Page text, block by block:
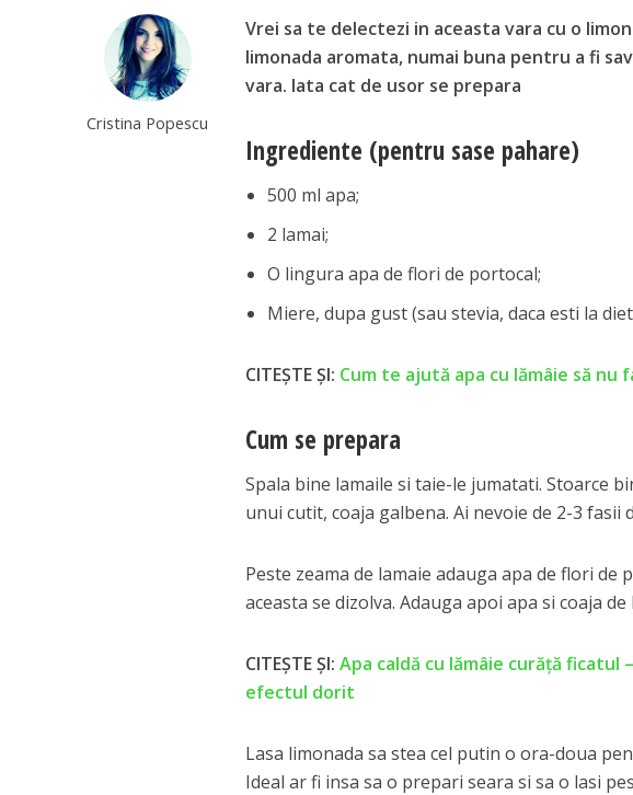
Cristina Popescu
Vrei sa te delectezi in aceasta vara cu o
limonada aromata, numai buna pentru a fi
vara. Iata cat de usor se prepara
Ingrediente (pentru sase pahare)
500 ml apa;
2 lamai;
O lingura apa de flori de portocal;
Miere, dupa gust (sau stevia, daca esti la
CITEȘTE ȘI: Cum te ajută apa cu lămâie să nu
Cum se prepara
Spala bine lamaile si taie-le jumatati. Stoarce
unui cutit, coaja galbena. Ai nevoie de 2-3 fasii
Peste zeama de lamaie adauga apa de flori de
aceasta se dizolva. Adauga apoi apa si coaja
CITEȘTE ȘI: Apa caldă cu lămâie curăță
efectul dorit
Lasa limonada sa stea cel putin o ora-doua
Ideal ar fi insa sa o prepari seara si sa o lasi